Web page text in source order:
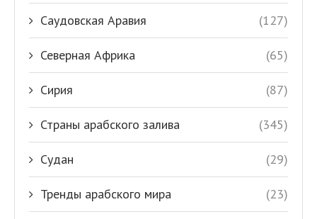
Саудовская Аравия (127)
Северная Африка (65)
Сирия (87)
Страны арабского залива (345)
Судан (29)
Тренды арабского мира (23)